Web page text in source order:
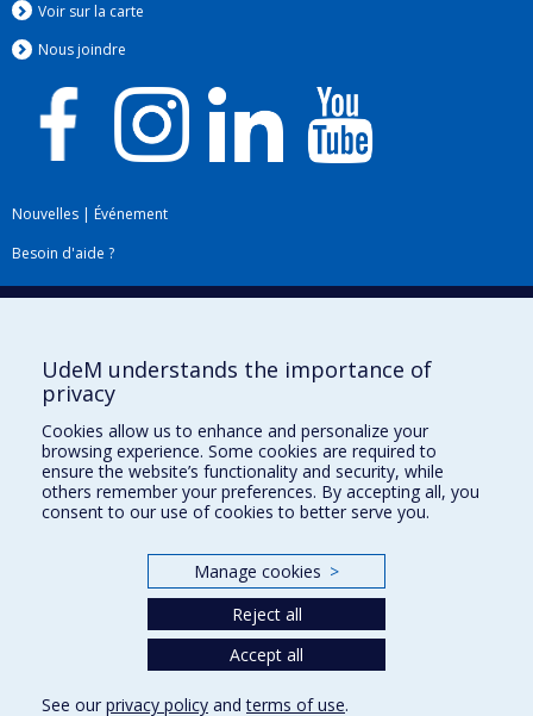
Voir sur la carte
Nous joindre
Nouvelles | Événement
Besoin d'aide ?
Plan du site|Accessibilité
Téléchargez les logos de l'ESPUM
Privacy
UdeM understands the importance of
privacy
Cookies allow us to enhance and personalize your
browsing experience. Some cookies are required to
ensure the website’s functionality and security, while
others remember your preferences. By accepting all, you
consent to our use of cookies to better serve you.
Manage cookies >
Reject all
Accept all
See our privacy policy andterms of use.